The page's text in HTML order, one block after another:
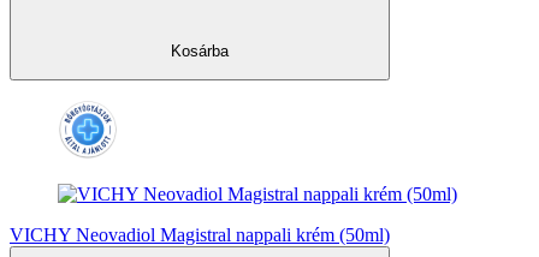
Kosárba
VICHY Neovadiol Magistral nappali krém (50ml)